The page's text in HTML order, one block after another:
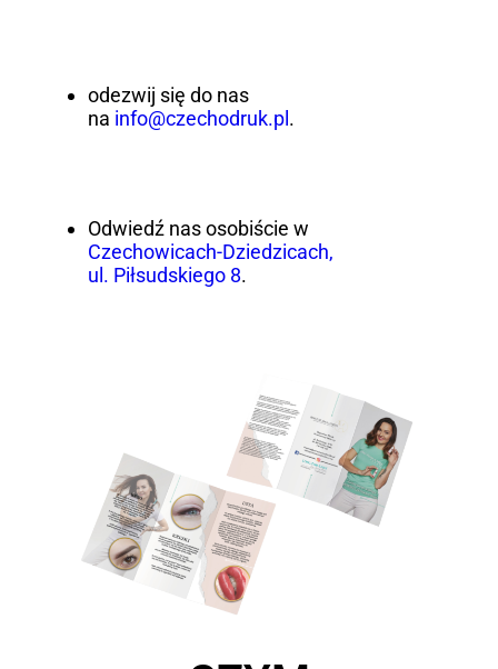
odezwij się do nas
na info@czechodruk.pl .
Odwiedź nas osobiście w
Czechowicach-Dziedzicach,
ul. Piłsudskiego 8.